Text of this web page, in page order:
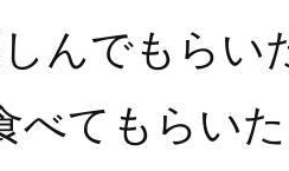
んでもらい
べてもらい